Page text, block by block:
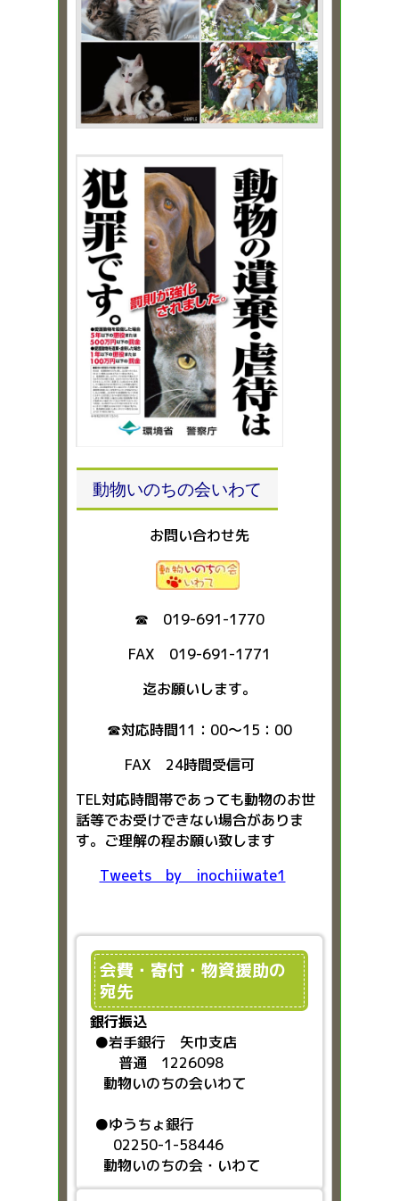
動物いのちの会いわて
お問い合わせ先
☎ 019-691-1770
FAX 019-691-1771
迄お願いします。
☎対応時間11：00～15：00
FAX 24時間受信可
TEL対応時間帯であっても動物のお世
話等でお受けできない場合がありま
す。ご理解の程お願い致します
Tweets by inochiiwate1
会費・寄付・物資援助の
宛先
銀行振込
●岩手銀行 矢巾支店
普通 1226098
動物いのちの会いわて
●ゆうちょ銀行
02250-1-58446
動物いのちの会・いわて